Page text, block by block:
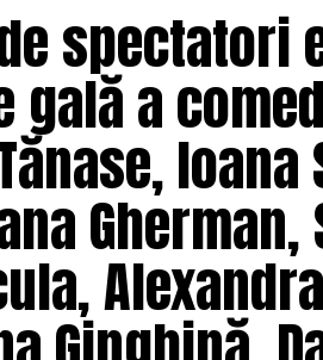
spectatori
a
Ioana